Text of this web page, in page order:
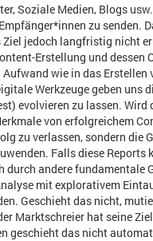
Soziale Medien, Blogs
zu senden.
jedoch langfristig nicht
Erstellung und
wie in das
Werkzeuge geben uns
evolvieren zu lassen. Wird
von erfolgreichem
zu verlassen, sondern die
Falls diese Reports
andere fundamentale
mit explorativem
Geschieht das nicht,
Marktschreier hat seine
geschieht das nicht